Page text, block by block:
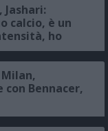
Jashari:
calcio, è un
ho
Milan,
con Bennacer,